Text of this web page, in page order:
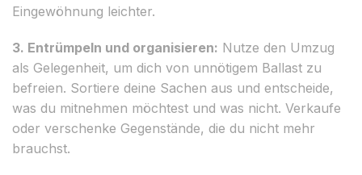
Eingewöhnung leichter.
3. Entrümpeln und organisieren: Nutze den Umzug
als Gelegenheit, um dich von unnötigem Ballast zu
befreien. Sortiere deine Sachen aus und entscheide,
was du mitnehmen möchtest und was nicht. Verkaufe
oder verschenke Gegenstände, die du nicht mehr
brauchst.